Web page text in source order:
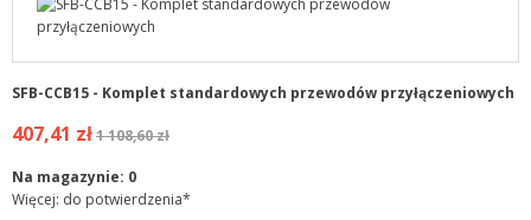
SFB-CCB15 - Komplet standardowych przewodów przyłączeniowych
407,41 zł1 108,60 zł
Na magazynie: 0
Więcej: do potwierdzenia*